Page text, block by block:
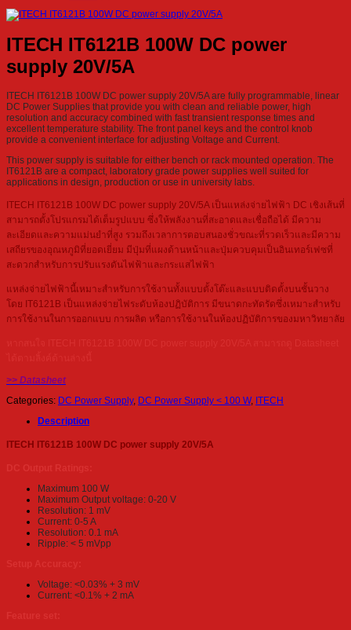
ITECH IT6121B 100W DC power
supply 20V/5A
ITECH IT6121B 100W DC power supply 20V/5A are fully programmable, linear
DC Power Supplies that provide you with clean and reliable power, high
resolution and accuracy combined with fast transient response times and
excellent temperature stability. The front panel keys and the control knob
provide a convenient interface for adjusting Voltage and Current.
This power supply is suitable for either bench or rack mounted operation. The
IT6121B are a compact, laboratory grade power supplies well suited for
applications in design, production or use in university labs.
ITECH IT6121B 100W DC power supply 20V/5A เป็นแหล่งจ่ายไฟฟ้า DC เชิงเส้นที่
สามารถตั้งโปรแกรมได้เต็มรูปแบบ ซึ่งให้พลังงานที่สะอาดและเชื่อถือได้ มีความ
ละเอียดและความแม่นยำที่สูง รวมถึงเวลาการตอบสนองชั่วขณะที่รวดเร็วและมีความ
เสถียรของอุณหภูมิที่ยอดเยี่ยม มีปุ่มที่แผงด้านหน้าและปุ่มควบคุมเป็นอินเทอร์เฟซที่
สะดวกสำหรับการปรับแรงดันไฟฟ้าและกระแสไฟฟ้า
แหล่งจ่ายไฟฟ้านี้เหมาะสำหรับการใช้งานทั้งแบบตั้งโต๊ะและแบบติดตั้งบนชั้นวาง
โดย IT6121B เป็นแหล่งจ่ายไฟระดับห้องปฏิบัติการ มีขนาดกะทัดรัดซึ่งเหมาะสำหรับ
การใช้งานในการออกแบบ การผลิต หรือการใช้งานในห้องปฏิบัติการของมหาวิทยาลัย
>> Datasheet
Categories: DC Power Supply, DC Power Supply < 100 W, ITECH
Description
ITECH IT6121B 100W DC power supply 20V/5A
Maximum 100 W
Maximum Output voltage: 0-20 V
Resolution: 1 mV
Current: 0-5 A
Resolution: 0.1 mA
Ripple: < 5 mVpp
Voltage: <0.03% + 3 mV
Current: <0.1% + 2 mA